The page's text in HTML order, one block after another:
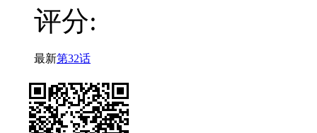
评分:
最新第32话